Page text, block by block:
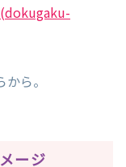
ら。
ージ